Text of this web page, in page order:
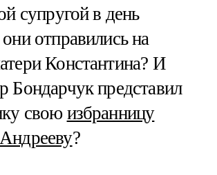
супругой в день
отправились на
Константина? И
Бондарчук представил
свою избранницу
?